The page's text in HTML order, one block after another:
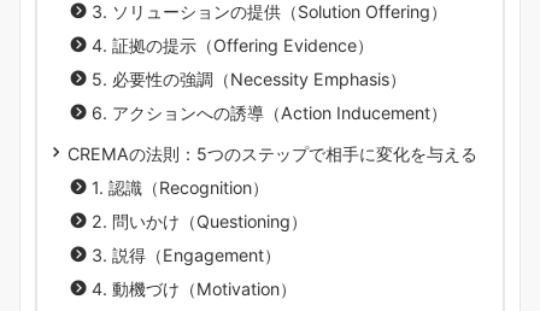
3. ソリューションの提供（Solution Offering）
4. 証拠の提示（Offering Evidence）
5. 必要性の強調（Necessity Emphasis）
6. アクションへの誘導（Action Inducement）
CREMAの法則：5つのステップで相手に変化を与える
1. 認識（Recognition）
2. 問いかけ（Questioning）
3. 説得（Engagement）
4. 動機づけ（Motivation）